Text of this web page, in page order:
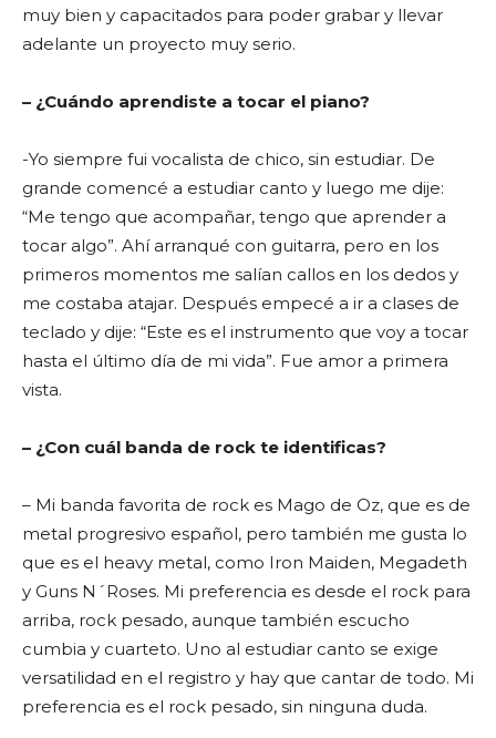
muy bien y capacitados para poder grabar y llevar
adelante un proyecto muy serio.
– ¿Cuándo aprendiste a tocar el piano?
-Yo siempre fui vocalista de chico, sin estudiar. De
grande comencé a estudiar canto y luego me dije:
“Me tengo que acompañar, tengo que aprender a
tocar algo”. Ahí arranqué con guitarra, pero en los
primeros momentos me salían callos en los dedos y
me costaba atajar. Después empecé a ir a clases de
teclado y dije: “Este es el instrumento que voy a tocar
hasta el último día de mi vida”. Fue amor a primera
vista.
– ¿Con cuál banda de rock te identificas?
– Mi banda favorita de rock es Mago de Oz, que es de
metal progresivo español, pero también me gusta lo
que es el heavy metal, como Iron Maiden, Megadeth
y Guns N´Roses. Mi preferencia es desde el rock para
arriba, rock pesado, aunque también escucho
cumbia y cuarteto. Uno al estudiar canto se exige
versatilidad en el registro y hay que cantar de todo. Mi
preferencia es el rock pesado, sin ninguna duda.